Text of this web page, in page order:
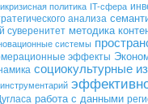
политика IT-сфера
анализа
суверенитет методика
системы
эффекты
социокультурные
работа с данными